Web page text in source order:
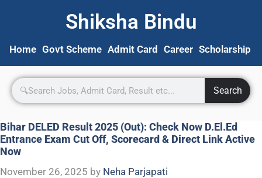
Shiksha Bindu
Home Govt Scheme Admit Card Career Scholarship
Search
Bihar DELED Result 2025 (Out): Check Now D.El.Ed
Entrance Exam Cut Off, Scorecard & Direct Link Active
Now
November 26, 2025 by Neha Parjapati